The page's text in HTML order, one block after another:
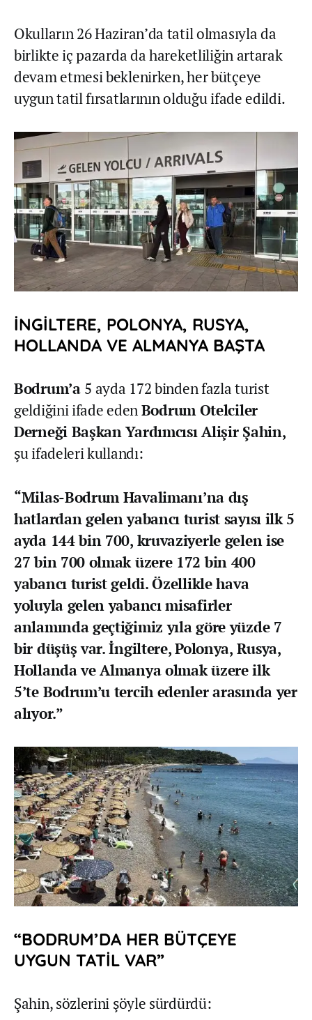
Okulların 26 Haziran’da tatil olmasıyla da
birlikte iç pazarda da hareketliliğin artarak
devam etmesi beklenirken, her bütçeye
uygun tatil fırsatlarının olduğu ifade edildi.
İNGİLTERE, POLONYA, RUSYA,
HOLLANDA VE ALMANYA BAŞTA
Bodrum’a 5 ayda 172 binden fazla turist
geldiğini ifade edenBodrum Otelciler
Derneği Başkan Yardımcısı Alişir Şahin,
şu ifadeleri kullandı:
“Milas-Bodrum Havalimanı’na dış
hatlardan gelen yabancı turist sayısı ilk 5
ayda 144 bin 700, kruvaziyerle gelen ise
27 bin 700 olmak üzere 172 bin 400
yabancı turist geldi. Özellikle hava
yoluyla gelen yabancı misafirler
anlamında geçtiğimiz yıla göre yüzde 7
bir düşüş var. İngiltere, Polonya, Rusya,
Hollanda ve Almanya olmak üzere ilk
5’te Bodrum’u tercih edenler arasında yer
alıyor.”
“BODRUM’DA HER BÜTÇEYE
UYGUN TATİL VAR”
Şahin, sözlerini şöyle sürdürdü: